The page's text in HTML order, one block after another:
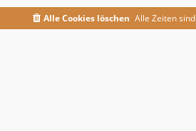
Alle Zeiten sind
Alle Cookies löschen